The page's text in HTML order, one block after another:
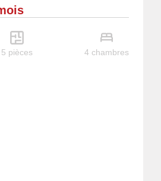
vivre avec coin cuisine...
5 pièces 4 chambres